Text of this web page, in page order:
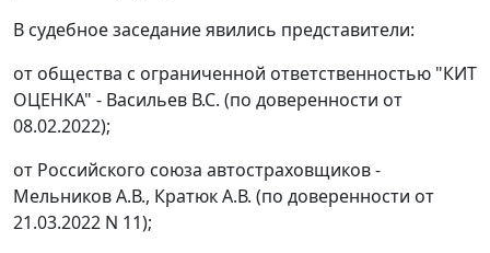
В судебное заседание явились представители:
от общества с ограниченной ответственностью "КИТ
ОЦЕНКА" - Васильев В.С. (по доверенности от
08.02.2022);
от Российского союза автостраховщиков -
Мельников А.В., Кратюк А.В. (по доверенности от
21.03.2022 N 11);